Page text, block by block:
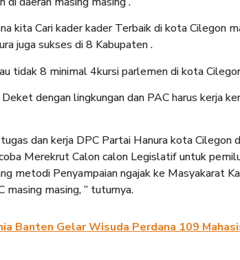
kita Cari kader kader Terbaik di kota Cilegon
juga sukses di 8 Kabupaten .
tidak 8 minimal 4kursi parlemen di kota
dengan lingkungan dan PAC harus kerja
dan kerja DPC Partai Hanura kota Cilegon
Merekrut Calon calon Legislatif untuk
metodi Penyampaian ngajak ke Masyakarat
masing masing, ” tuturnya.
Banten Gelar Wisuda Perdana 109